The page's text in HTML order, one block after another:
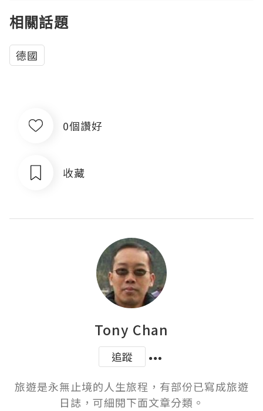
相關話題
德國
0個讚好
收藏
Tony Chan
追蹤
旅遊是永無止境的人生旅程，有部份已寫成旅遊
日誌，可細閱下面文章分類。